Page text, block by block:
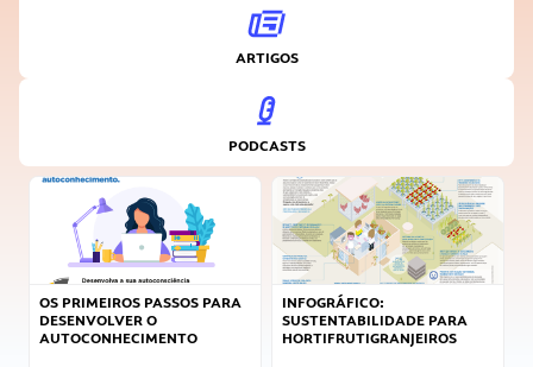
ARTIGOS
PODCASTS
OS PRIMEIROS PASSOS PARA
DESENVOLVER O
AUTOCONHECIMENTO
INFOGRÁFICO:
SUSTENTABILIDADE PARA
HORTIFRUTIGRANJEIROS